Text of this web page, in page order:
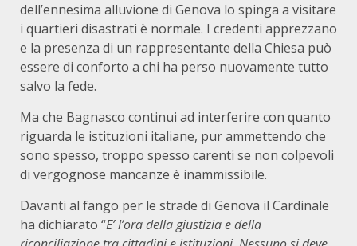
dell’ennesima alluvione di Genova lo spinga a visitare
i quartieri disastrati è normale. I credenti apprezzano
e la presenza di un rappresentante della Chiesa può
essere di conforto a chi ha perso nuovamente tutto
salvo la fede.
Ma che Bagnasco continui ad interferire con quanto
riguarda le istituzioni italiane, pur ammettendo che
sono spesso, troppo spesso carenti se non colpevoli
di vergognose mancanze è inammissibile.
Davanti al fango per le strade di Genova il Cardinale
ha dichiarato “E’l’ora della giustizia e della